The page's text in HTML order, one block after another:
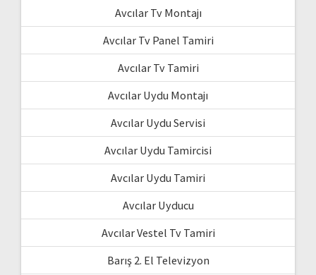
Avcılar Tv Montajı
Avcılar Tv Panel Tamiri
Avcılar Tv Tamiri
Avcılar Uydu Montajı
Avcılar Uydu Servisi
Avcılar Uydu Tamircisi
Avcılar Uydu Tamiri
Avcılar Uyducu
Avcılar Vestel Tv Tamiri
Barış 2. El Televizyon